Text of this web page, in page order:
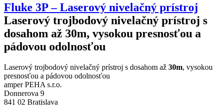
Fluke 3P – Laserový nivelačný prístroj
Laserový trojbodový nivelačný prístroj s
dosahom až 30m, vysokou presnosťou a
pádovou odolnosťou
Laserový trojbodový nivelačný prístroj s dosahom až 30m, vysokou
presnosťou a pádovou odolnosťou
amper PEHA s.r.o.
Donnerova 9
841 02 Bratislava